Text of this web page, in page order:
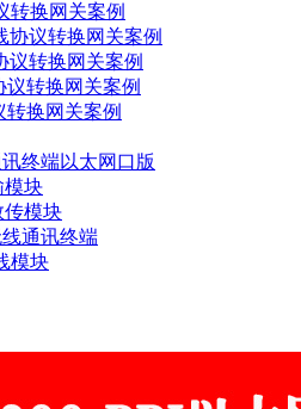
转换网关案例
协议转换网关案例
议转换网关案例
议转换网关案例
转换网关案例
终端以太网口版
模块
传模块
通讯终端
模块